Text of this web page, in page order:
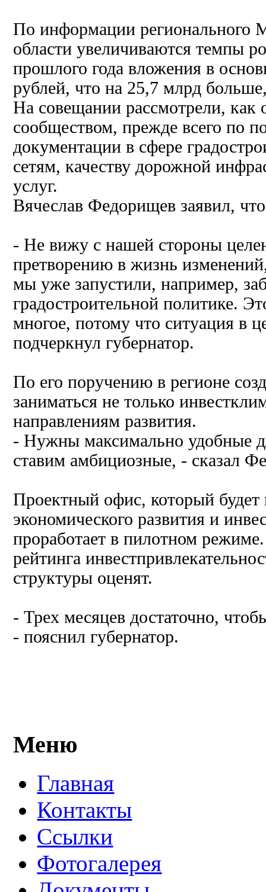
По информации регионального
области увеличиваются темпы
прошлого года вложения в
рублей, что на 25,7 млрд
На совещании рассмотрели, как
сообществом, прежде всего по
документации в сфере
сетям, качеству дорожной
услуг.
Вячеслав Федорищев заявил,
- Не вижу с нашей стороны
претворению в жизнь
мы уже запустили, например,
градостроительной политике.
многое, потому что ситуация в
подчеркнул губернатор.
По его поручению в регионе
заниматься не только
направлениям развития.
- Нужны максимально удобные
ставим амбициозные, - сказал
Проектный офис, который будет
экономического развития и
проработает в пилотном
рейтинга
структуры оценят.
- Трех месяцев достаточно,
- пояснил губернатор.
Меню
Главная
Контакты
Ссылки
Фотогалерея